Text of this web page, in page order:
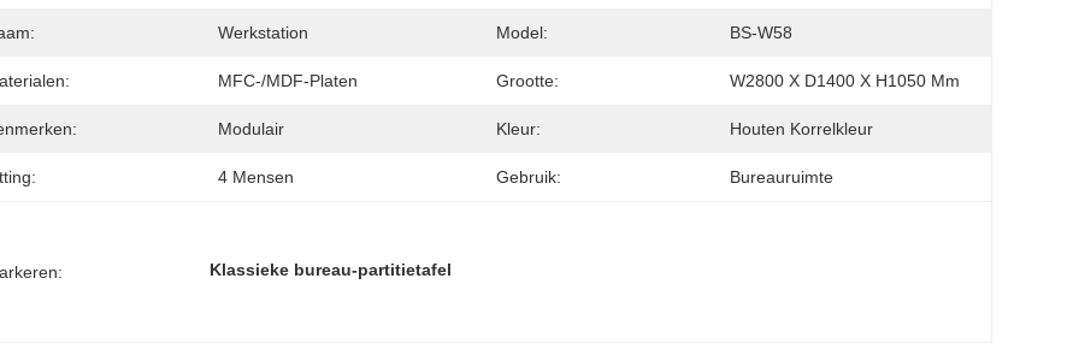
Werkstation Model: BS-W58
MFC-/MDF-Platen Grootte: W2800 X D1400 X H1050 Mm
Modulair Kleur: Houten Korrelkleur
4 Mensen Gebruik: Bureauruimte
Klassieke bureau-partitietafel